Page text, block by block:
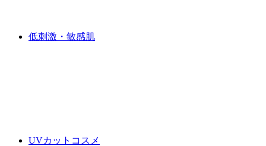
低刺激・敏感肌
UVカットコスメ